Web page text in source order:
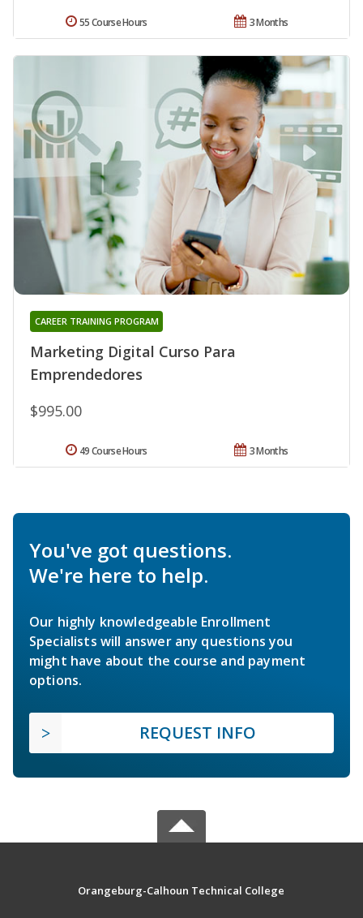
3 Months
55 Course Hours
Marketing Digital Curso Para
Emprendedores
CAREER TRAINING PROGRAM
$995.00
3 Months
49 Course Hours
You've got questions.
We're here to help.
Our highly knowledgeable Enrollment
Specialists will answer any questions you
might have about the course and payment
options.
REQUEST INFO
Orangeburg-Calhoun Technical College